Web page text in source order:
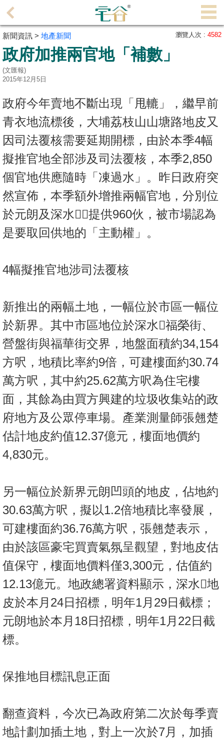
理
主
頁
搵
成
交
業
主
放
盤
宅
谷
按
地
客
地
產
新
聞
數
據
公
佈
置
冊
於
我
們
新聞資訊 > 地產新聞 瀏覽人次 : 4582
政府加推兩官地「補數」
(文匯報)
2015年12月5日
政府今年賣地不斷出現「甩轆」，繼早前
青衣地流標後，大埔荔枝山山塘路地皮又
因司法覆核需要延期開標，由於本季4幅
擬推官地全部涉及司法覆核，本季2,850
個官地供應隨時「凍過水」。昨日政府突
然宣佈，本季額外增推兩幅官地，分別位
於元朗及深水，提供960伙，被市場認為
是要取回供地的「主動權」。
4幅擬推官地涉司法覆核
新推出的兩幅土地，一幅位於市區一幅位
於新界。其中市區地位於深水福榮街、
營盤街與福華街交界，地盤面積約34,154
方呎，地積比率約9倍，可建樓面約30.74
萬方呎，其中約25.62萬方呎為住宅樓
面，其餘為由買方興建的垃圾收集站的政
府地方及公眾停車場。產業測量師張翹楚
估計地皮約值12.37億元，樓面地價約
4,830元。
另一幅位於新界元朗凹頭的地皮，佔地約
30.63萬方呎，擬以1.2倍地積比率發展，
可建樓面約36.76萬方呎，張翹楚表示，
由於該區豪宅買賣氣氛呈觀望，對地皮估
值保守，樓面地價料僅3,300元，估值約
12.13億元。地政總署資料顯示，深水地
皮於本月24日招標，明年1月29日截標；
元朗地於本月18日招標，明年1月22日截
標。
保推地目標訊息正面
翻查資料，今次已為政府第二次於每季賣
地計劃加插土地，對上一次於7月，加插